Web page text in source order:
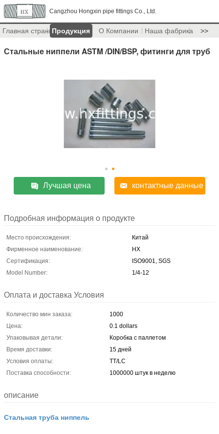
Cangzhou Hongxin pipe fittings Co., Ltd.
Главная страницаПродукция О Компании Наша фабрика >>
Стальные ниппели ASTM /DIN/BSP, фитинги для труб
Лучшая цена контактные данные
Подробная информация о продукте
Место происхождения:
Китай
Фирменное наименование:
HX
Сертификация:
ISO9001, SGS
Model Number:
1/4-12
Оплата и доставка Условия
Количество мин заказа:
1000
Цена:
0.1 dollars
Упаковывая детали:
Коробка с паллетом
Время доставки:
15 дней
Условия оплаты:
TT/LC
Поставка способности:
1000000 штук в неделю
описание
Стальная труба ниппель